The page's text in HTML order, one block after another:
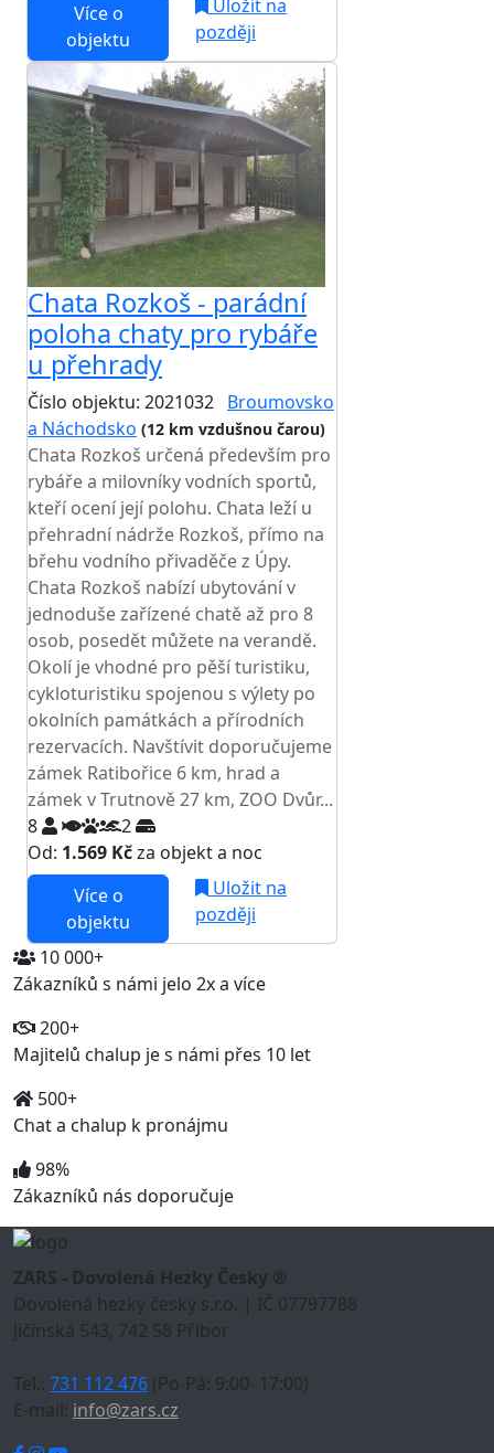
Více o
objektu
Uložit na
později
Chata Rozkoš - parádní
poloha chaty pro rybáře
u přehrady
Číslo objektu: 2021032 Broumovsko
a Náchodsko (12 km vzdušnou čarou)
Chata Rozkoš určená především pro
rybáře a milovníky vodních sportů,
kteří ocení její polohu. Chata leží u
přehradní nádrže Rozkoš, přímo na
břehu vodního přivaděče z Úpy.
Chata Rozkoš nabízí ubytování v
jednoduše zařízené chatě až pro 8
osob, posedět můžete na verandě.
Okolí je vhodné pro pěší turistiku,
cykloturistiku spojenou s výlety po
okolních památkách a přírodních
rezervacích. Navštívit doporučujeme
zámek Ratibořice 6 km, hrad a
zámek v Trutnově 27 km, ZOO Dvůr...
8
2
Od: 1.569 Kčza objekt a noc
Více o
objektu
Uložit na
později
10 000+
Zákazníků s námi jelo 2x a více
200+
Majitelů chalup je s námi přes 10 let
500+
Chat a chalup k pronájmu
98%
Zákazníků nás doporučuje
ZARS - Dovolená Hezky Česky ®
Dovolená hezky česky s.r.o. | IČ 07797788
Jičínská 543, 742 58 Příbor
Tel.: 731 112 476 (Po-Pá: 9:00- 17:00)
E-mail: info@zars.cz